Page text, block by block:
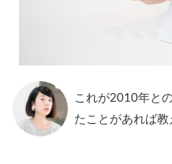
これが2010年と
たことがあれば教